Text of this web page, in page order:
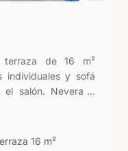
terraza de 16 m²
individuales y sofá
el salón. Nevera y
personas. La
donde las familias
16 m²